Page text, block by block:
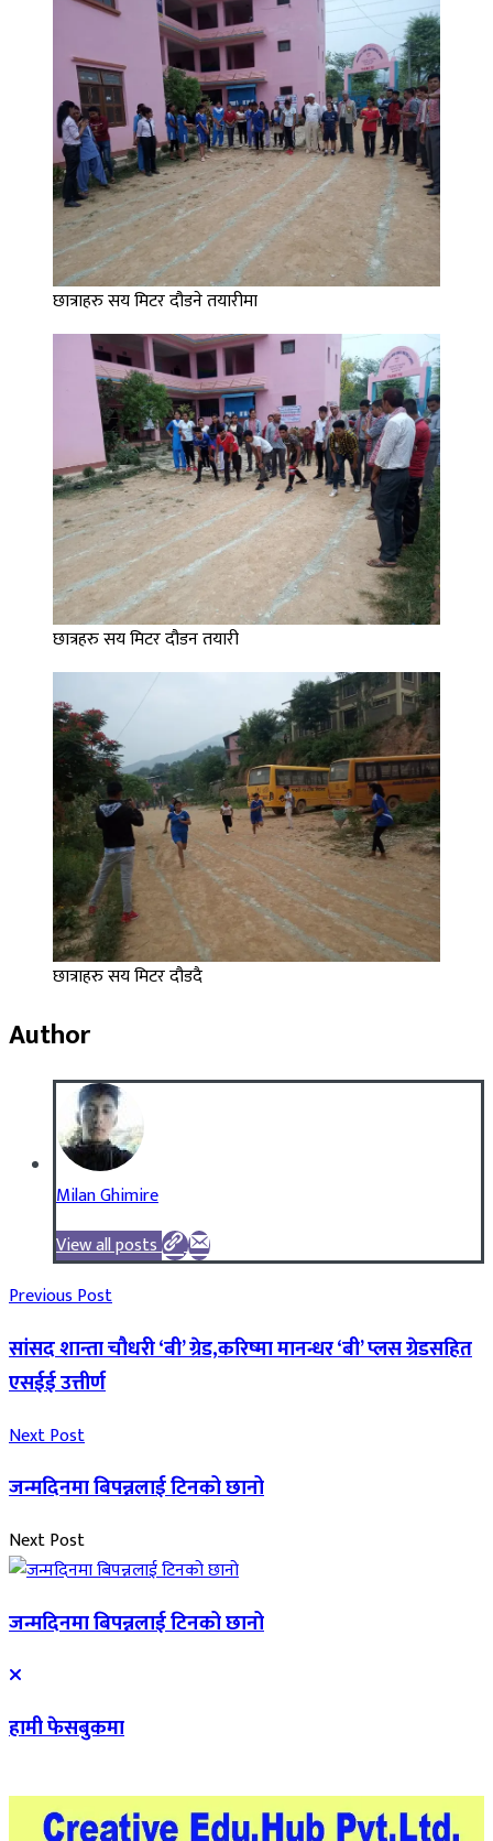
छात्राहरु सय मिटर दौडने तयारीमा
छात्रहरु सय मिटर दौडन तयारी
छात्राहरु सय मिटर दौडदै
Author
Milan Ghimire
View all posts
Previous Post
सांसद शान्ता चौधरी ‘बी’ ग्रेड,करिष्मा मानन्धर ‘बी’ प्लस ग्रेडसहित
एसईई उत्तीर्ण
Next Post
जन्मदिनमा बिपन्नलाई टिनको छानो
Next Post
जन्मदिनमा बिपन्नलाई टिनको छानो
हामी फेसबुकमा